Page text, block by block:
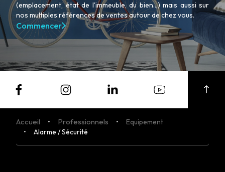
(emplacement, état de l'immeuble, du bien...) mais aussi sur
nos multiples références de ventes autour de chez vous.
Commencer
Accueil Professionnels
Equipement
Alarme / Sécurité